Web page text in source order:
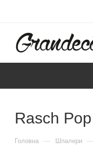
Rasch
Головна — Шпалери